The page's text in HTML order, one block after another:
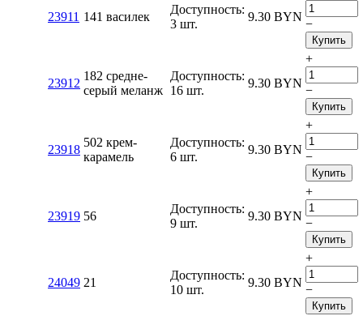
23911 141 василек
Доступность:
3 шт.
9.30 BYN
−
Купить
23912
182 средне-
серый меланж
Доступность:
16 шт.
9.30 BYN
+
−
Купить
23918
502 крем-
карамель
Доступность:
6 шт.
9.30 BYN
+
−
Купить
23919 56
Доступность:
9 шт.
9.30 BYN
+
−
Купить
24049 21
Доступность:
10 шт.
9.30 BYN
+
−
Купить